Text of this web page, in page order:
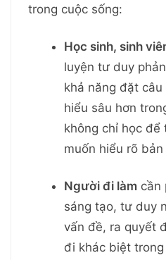
trong cuộc sống:
Học sinh, sinh
luyện tư duy
khả năng đặt
hiểu sâu hơn
không chỉ học để
muốn hiểu rõ
Người đi làm cần
sáng tạo, tư duy
vấn đề, ra quyết
đi khác biệt